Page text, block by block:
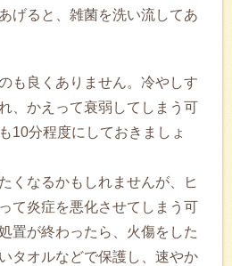
げると、雑菌を洗い流してあ
も良くありません。冷やしす
、かえって衰弱してしまう可
10分程度にしておきましょ
くなるかもしれませんが、ヒ
て炎症を悪化させてしまう可
置が終わったら、火傷をした
タオルなどで保護し、速やか